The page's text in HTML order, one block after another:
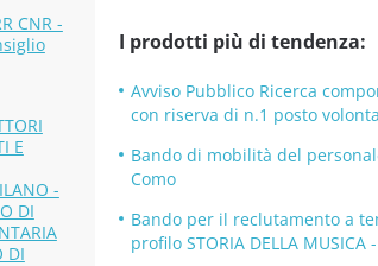
CNR -
E
-
DI
DI
I prodotti più di tendenza:
Avviso Pubblico Ricerca
con riserva di n.1 posto
Bando di mobilità del
Como
Bando per il reclutamento a
profilo STORIA DELLA